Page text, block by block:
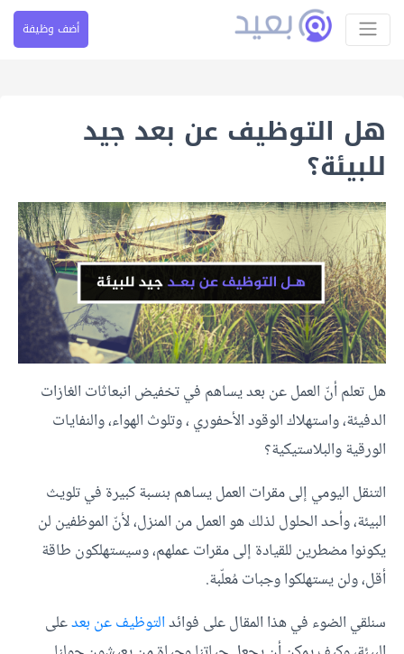
أضف وظيفة
هل التوظيف عن بعد جيد
للبيئة؟
هل تعلم أنّ العمل عن بعد يساهم في تخفيض انبعاثات الغازات
الدفيئة، واستهلاك الوقود الأحفوري ، وتلوث الهواء، والنفايات
الورقية والبلاستيكية؟
التنقل اليومي إلى مقرات العمل يساهم بنسبة كبيرة في تلويث
البيئة، وأحد الحلول لذلك هو العمل من المنزل، لأنّ الموظفين لن
يكونوا مضطرين للقيادة إلى مقرات عملهم، وسيستهلكون طاقة
أقل، ولن يستهلكوا وجبات مُعلّبة.
سنلقي الضوء في هذا المقال على فوائدالتوظيف عن بعدعلى